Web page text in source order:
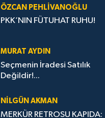
ÖZCAN PEHLIVANOĞLU
PKK’NIN FÜTUHAT RUHU!
MURAT AYDIN
Seçmenin İradesi Satılık
Değildir!...
NILGÜN AKMAN
MERKÜR RETROSU KAPIDA: